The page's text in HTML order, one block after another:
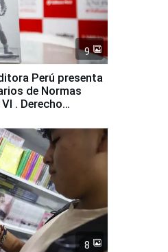
9
Perú presenta
de Normas
. Derecho
8